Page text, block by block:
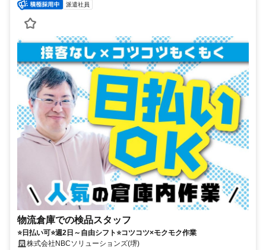
派遣社員
物流倉庫での検品スタッフ
⭐日払い可⭐週2日～自由シフト⭐コツコツ×モクモク作業
株式会社NBCソリューションズ(堺)